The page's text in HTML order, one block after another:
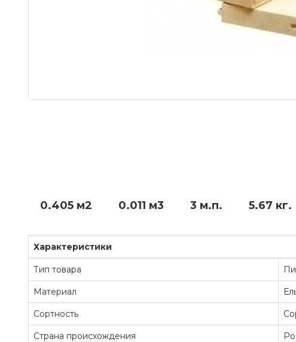
0.405 м2 0.011 м3 3 м.п. 5.67 кг.
Характеристики
Тип товара
Материал
Сортность
Страна происхождения